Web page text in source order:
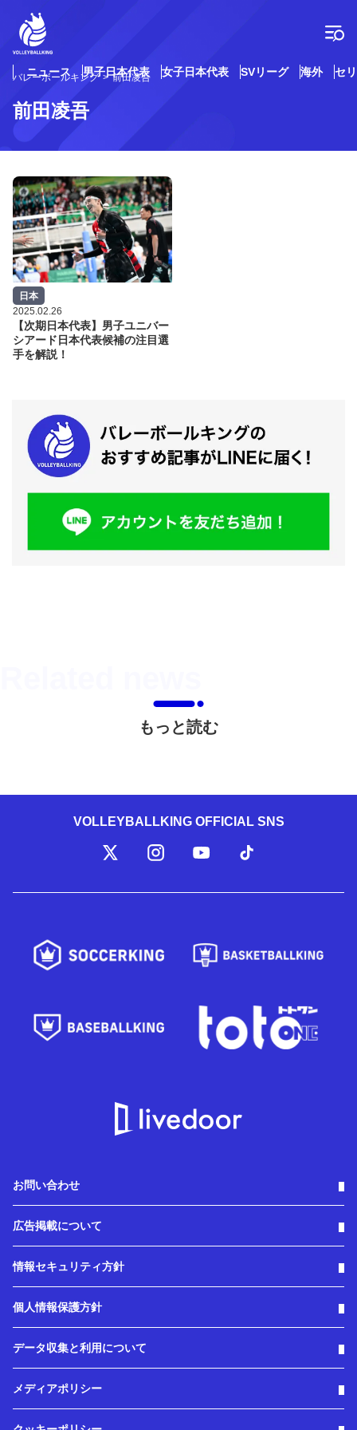
テ
ツ
プ
ニュース 男子日本代表 女子日本代表 SVリーグ 海外 セ
バレーボールキング 前田凌吾
前田凌吾
日本
2025.02.26
【次期日本代表】男子ユニバー
シアード日本代表候補の注目選
手を解説！
もっと読む
VOLLEYBALLKING OFFICIAL SNS
お問い合わせ
広告掲載について
情報セキュリティ方針
個人情報保護方針
データ収集と利用について
メディアポリシー